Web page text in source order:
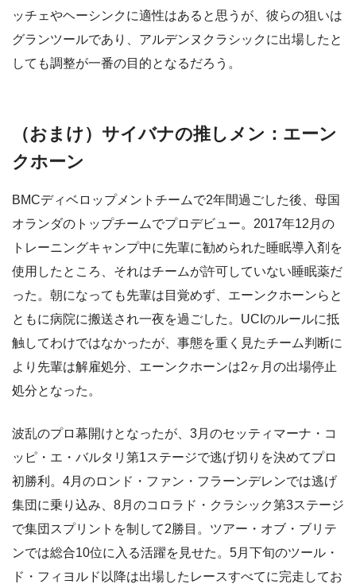
ッチェやヘーシンクに適性はあると思うが、彼らの狙いは
グランツールであり、アルデンヌクラシックに出場したと
しても調整が一番の目的となるだろう。
（おまけ）サイバナの推しメン：エーン
クホーン
BMCディベロップメントチームで2年間過ごした後、母国
オランダのトップチームでプロデビュー。2017年12月の
トレーニングキャンプ中に先輩に勧められた睡眠導入剤を
使用したところ、それはチームが許可していない睡眠薬だ
った。朝になっても先輩は目覚めず、エーンクホーンらと
ともに病院に搬送され一夜を過ごした。UCIのルールに抵
触してわけではなかったが、事態を重く見たチーム判断に
より先輩は解雇処分、エーンクホーンは2ヶ月の出場停止
処分となった。
波乱のプロ幕開けとなったが、3月のセッティマーナ・コ
ッピ・エ・バルタリ第1ステージで逃げ切りを決めてプロ
初勝利。4月のロンド・ファン・フラーンデレンでは逃げ
集団に乗り込み、8月のコロラド・クラシック第3ステージ
で集団スプリントを制して2勝目。ツアー・オブ・ブリテ
ンでは総合10位に入る活躍を見せた。5月下旬のツール・
ド・フィヨルド以降は出場したレースすべてに完走してお